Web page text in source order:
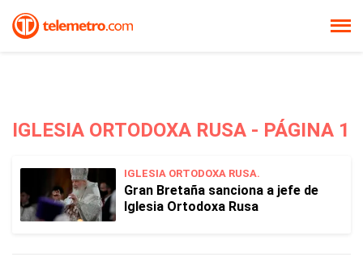
IGLESIA ORTODOXA RUSA - PÁGINA 1
IGLESIA ORTODOXA RUSA.
Gran Bretaña sanciona a jefe de
Iglesia Ortodoxa Rusa